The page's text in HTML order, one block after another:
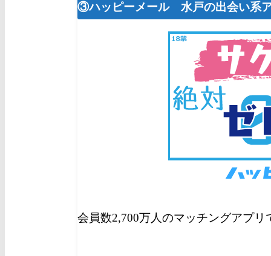
③ハッピーメール 水戸の出会い系
会員数2,700万人のマッチングアプ